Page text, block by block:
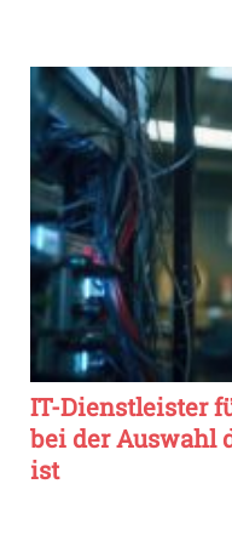
IT-Dienstleister
bei der Auswahl
ist